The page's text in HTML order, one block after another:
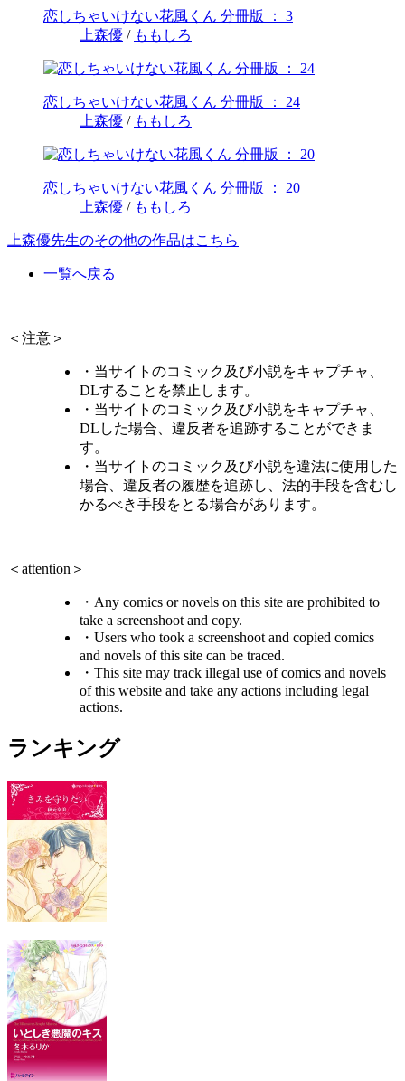
恋しちゃいけない花風くん 分冊版 ： 3
上森優 / ももしろ
恋しちゃいけない花風くん 分冊版 ： 24
上森優 / ももしろ
恋しちゃいけない花風くん 分冊版 ： 20
上森優 / ももしろ
上森優先生のその他の作品はこちら
一覧へ戻る
＜注意＞
・当サイトのコミック及び小説をキャプチャ、
DLすることを禁止します。
・当サイトのコミック及び小説をキャプチャ、
DLした場合、違反者を追跡することができま
す。
・当サイトのコミック及び小説を違法に使用した
場合、違反者の履歴を追跡し、法的手段を含むし
かるべき手段をとる場合があります。
＜attention＞
・Any comics or novels on this site are prohibited to
take a screenshoot and copy.
・Users who took a screenshoot and copied comics
and novels of this site can be traced.
・This site may track illegal use of comics and novels
of this website and take any actions including legal
actions.
ランキング